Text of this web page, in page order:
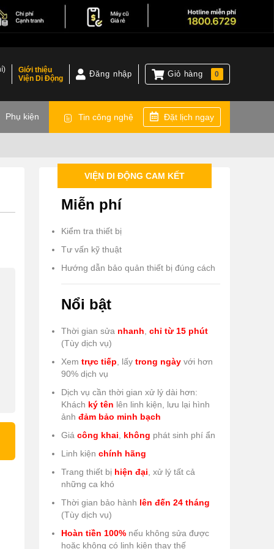
Giới thiệu
Viện Di Động
Đăng nhập Giỏ hàng 0
Phụ kiện Tin công nghệ Đặt lịch ngay
VIỆN DI ĐỘNG CAM KẾT
Miễn phí
Kiểm tra thiết bị
Tư vấn kỹ thuật
Hướng dẫn bảo quản thiết bị đúng cách
Nổi bật
Thời gian sửa nhanh chỉ từ 15 phút
(Tùy dịch vụ)
Xem trực tiếp , lấy trong ngày với hơn
90% dịch vụ
Dịch vụ cần thời gian xử lý dài hơn:
Khách ký tên lên linh kiện, lưu lại hình
ảnh đảm bảo minh bạch
Giá công khai không phát sinh phí ẩn
Linh kiện chính hãng
Trang thiết bị hiện đại , xử lý tất cả
những ca khó
Thời gian bảo hành lên đến 24 tháng
(Tùy dịch vụ)
Hoàn tiền 100% nếu không sửa được
hoặc không có linh kiện thay thế